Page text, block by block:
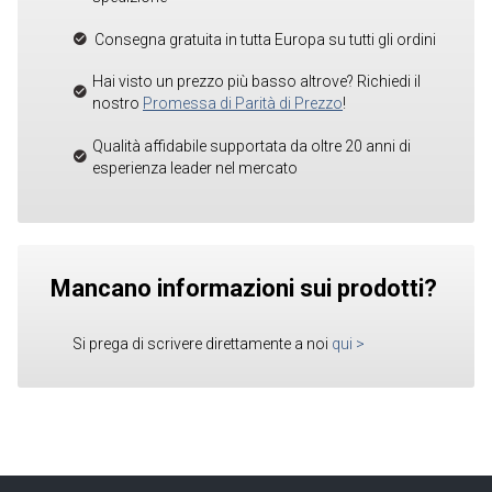
Consegna gratuita in tutta Europa su tutti gli ordini
Hai visto un prezzo più basso altrove? Richiedi il
nostro Promessa di Parità di Prezzo!
Qualità affidabile supportata da oltre 20 anni di
esperienza leader nel mercato
Mancano informazioni sui prodotti?
Si prega di scrivere direttamente a noi qui >